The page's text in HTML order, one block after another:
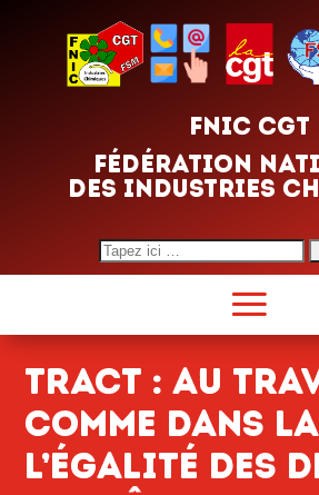
FNIC CGT
FÉDÉRATION
DES INDUSTRIES
Search
for:
TRACT : au
comme dans
l’égalité des